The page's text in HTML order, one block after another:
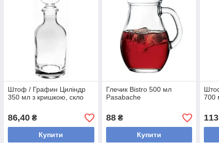
Штоф / Графин Циліндр
350 мл з кришкою, скло
86,40 ₴
Купити
Глечик Bistro 500 мл
Pasabache
88₴
Купити
700